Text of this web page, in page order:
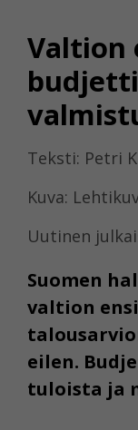
Valtion
Teksti: Petri
Kuva:
Uutinen
Suomen
valtion
eilen.
tuloista ja